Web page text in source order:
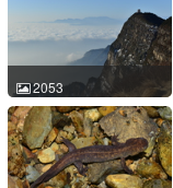
2014-06-16 21:20:06 中国
四川 ACM id:416
2053
龙洞山溪鲵 Batrachuperus
londongensis 史静耸
2016-02-28 08:40:30 中国
四川 ACM id:2053